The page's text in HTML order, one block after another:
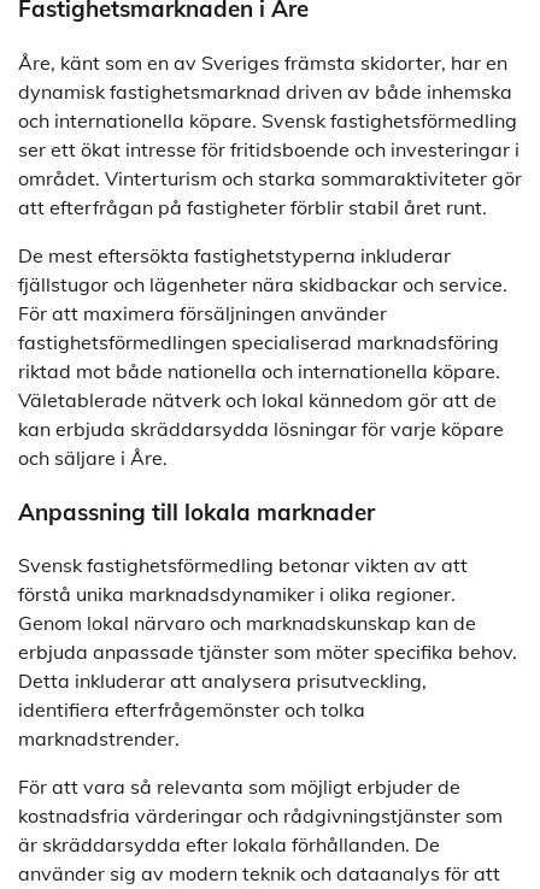
Fastighetsmarknaden i Åre
Åre, känt som en av Sveriges främsta skidorter, har en
dynamisk fastighetsmarknad driven av både inhemska
och internationella köpare. Svensk fastighetsförmedling
ser ett ökat intresse för fritidsboende och investeringar i
området. Vinterturism och starka sommaraktiviteter gör
att efterfrågan på fastigheter förblir stabil året runt.
De mest eftersökta fastighetstyperna inkluderar
fjällstugor och lägenheter nära skidbackar och service.
För att maximera försäljningen använder
fastighetsförmedlingen specialiserad marknadsföring
riktad mot både nationella och internationella köpare.
Väletablerade nätverk och lokal kännedom gör att de
kan erbjuda skräddarsydda lösningar för varje köpare
och säljare i Åre.
Anpassning till lokala marknader
Svensk fastighetsförmedling betonar vikten av att
förstå unika marknadsdynamiker i olika regioner.
Genom lokal närvaro och marknadskunskap kan de
erbjuda anpassade tjänster som möter specifika behov.
Detta inkluderar att analysera prisutveckling,
identifiera efterfrågemönster och tolka
marknadstrender.
För att vara så relevanta som möjligt erbjuder de
kostnadsfria värderingar och rådgivningstjänster som
är skräddarsydda efter lokala förhållanden. De
använder sig av modern teknik och dataanalys för att